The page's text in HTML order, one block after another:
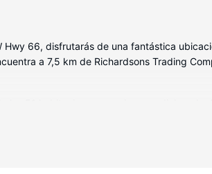
66, disfrutarás de una fantástica
a 7,5 km de Richardsons Trading
canales por satélite. El baño privado con